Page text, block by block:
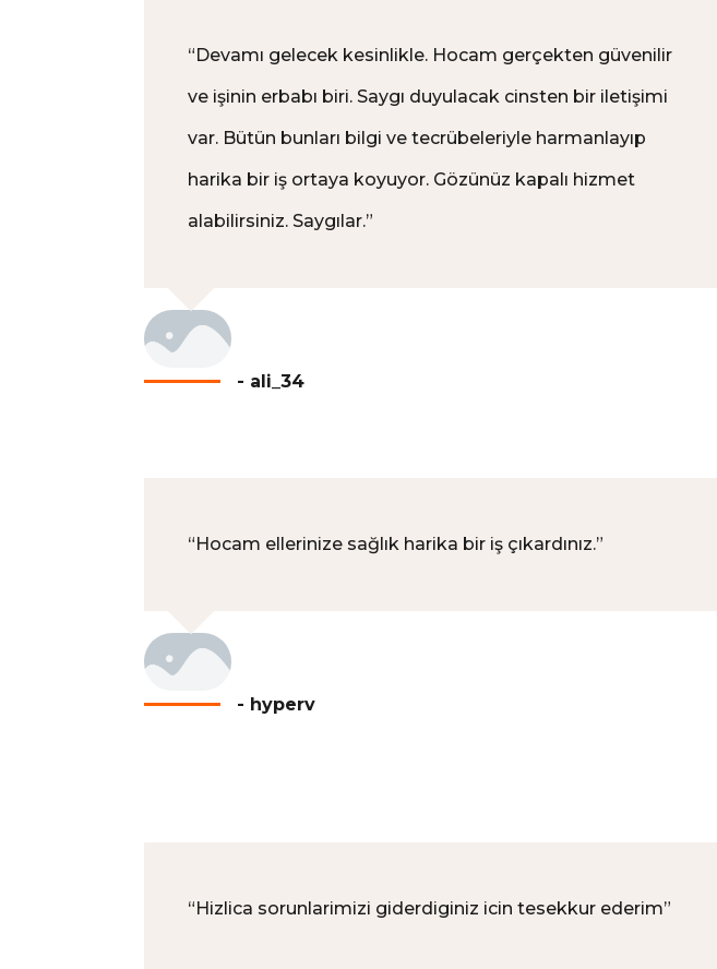
“Devamı gelecek kesinlikle. Hocam gerçekten güvenilir
ve işinin erbabı biri. Saygı duyulacak cinsten bir iletişimi
var. Bütün bunları bilgi ve tecrübeleriyle harmanlayıp
harika bir iş ortaya koyuyor. Gözünüz kapalı hizmet
alabilirsiniz. Saygılar.”
- ali_34
“Hocam ellerinize sağlık harika bir iş çıkardınız.”
- hyperv
“ Hizlica sorunlarimizi giderdiginiz icin tesekkur ederim”